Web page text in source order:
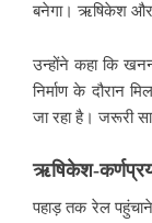
बनेगा। ऋषिकेश और
उन्होंने कहा कि
निर्माण के दौरान
जा रहा है। जरूरी
ऋषिकेश-
पहाड़ तक रेल